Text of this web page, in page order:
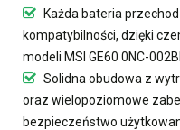
Każda bateria
kompatybilności, dzięki
modeli MSI GE60 0NC-
Solidna obudowa z
oraz wielopoziomowe
bezpieczeństwo